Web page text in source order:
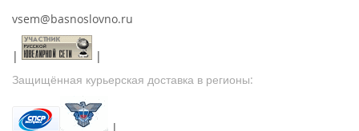
vsem@basnoslovno.ru
|
|
Защищённая курьерская доставка в регионы:
|